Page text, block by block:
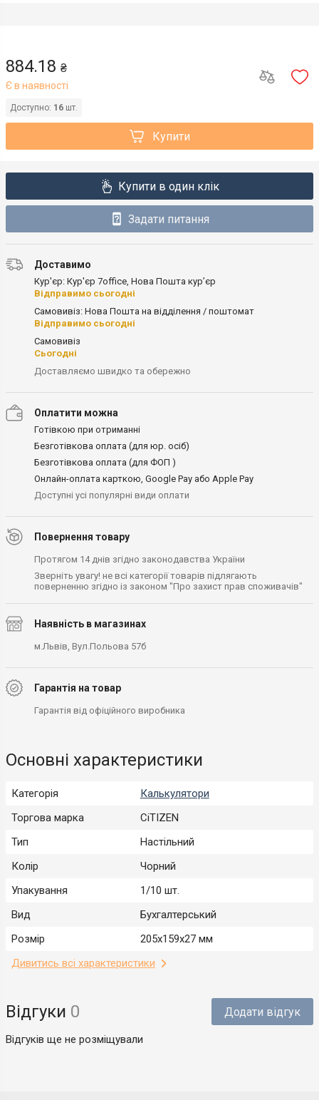
884.18 ₴
Є в наявності
Доступно: 16 шт.
Купити
Купити в один клік
Задати питання
Доставимо
Кур'єр: Кур'єр 7office, Нова Пошта кур’єр
Відправимо сьогодні
Самовивіз: Нова Пошта на відділення / поштомат
Відправимо сьогодні
Самовивіз
Сьогодні
Доставляємо швидко та обережно
Оплатити можна
Готівкою при отриманні
Безготівкова оплата (для юр. осіб)
Безготівкова оплата (для ФОП )
Онлайн-оплата карткою, Google Pay або Apple Pay
Доступні усі популярні види оплати
Повернення товару
Протягом 14 днів згідно законодавства України
Зверніть увагу! не всі категорії товарів підлягають
поверненню згідно із законом "Про захист прав споживачів"
Наявність в магазинах
м.Львів, Вул.Польова 57б
Гарантія на товар
Гарантія від офіційного виробника
Основні характеристики
Категорія
Калькулятори
Торгова марка
CiTIZEN
Тип
Настільний
Колір
Чорний
Упакування
1/10 шт.
Вид
Бухгалтерський
Розмір
205х159х27 мм
Дивитись всі характеристики
Відгуки 0 Додати відгук
Відгуків ще не розміщували